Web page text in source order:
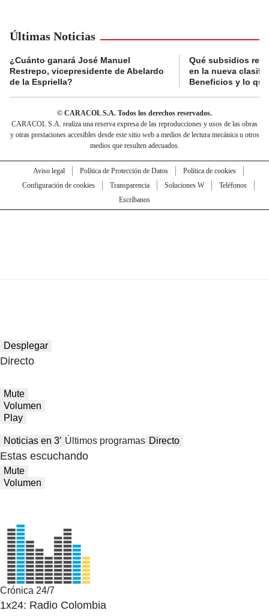
Últimas Noticias
¿Cuánto ganará José Manuel
Restrepo, vicepresidente de Abelardo
de la Espriella?
Qué subsidios
en la nueva
Beneficios y lo
© CARACOL S.A. Todos los derechos reservados.
CARACOL S.A. realiza una reserva expresa de las reproducciones y usos de las obras
y otras prestaciones accesibles desde este sitio web a medios de lectura mecánica u otros
medios que resulten adecuados.
Aviso legal Política de Protección de Datos
Política de cookies
Configuración de cookies
Transparencia Soluciones W
Teléfonos
Escríbanos
Desplegar
Directo
Mute
Volumen
Play
Noticias en 3′ Últimos programas Directo
Estas escuchando
Mute
Volumen
Crónica 24/7
1x24: Radio Colombia